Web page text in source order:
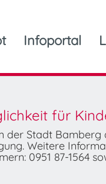
Infoportal
für
der Stadt
Weitere
0951 87-1564